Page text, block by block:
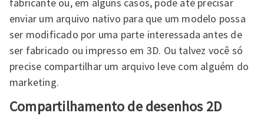
enviar um arquivo nativo para que um modelo possa
ser modificado por uma parte interessada antes de
ser fabricado ou impresso em 3D. Ou talvez você só
precise compartilhar um arquivo leve com alguém do
marketing.
Compartilhamento de desenhos 2D